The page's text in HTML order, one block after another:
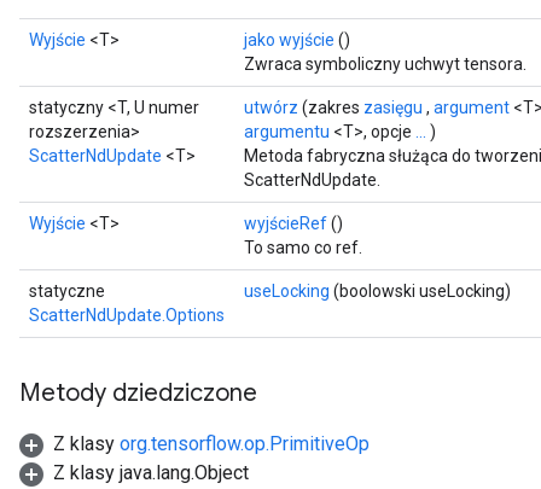
Wyjście <T> jako wyjście ()
Zwraca symboliczny uchwyt tensora.
statyczny <T, U numer
rozszerzenia>
ScatterNdUpdate <T>
utwórz (zakres zasięgu , argument
argumentu <T>, opcje
)
Metoda fabryczna służąca do
ScatterNdUpdate.
Wyjście <T> wyjścieRef()
To samo co ref.
statyczne
ScatterNdUpdate.Options
useLocking (boolowski useLocking)
Metody dziedziczone
Z klasy org.tensorflow.op.PrimitiveOp
Z klasy java.lang.Object